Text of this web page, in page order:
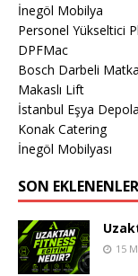
İnegöl Mobilya
Personel Yükseltici
DPFMac
Bosch Darbeli
Makaslı Lift
İstanbul Eşya
Konak Catering
İnegöl Mobilyası
SON EKLENENLER
15